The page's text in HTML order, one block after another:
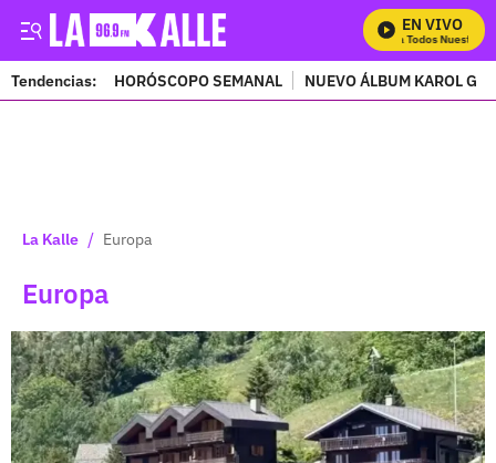
EN VIVO
Mira Todos Nuestros
Tendencias: HORÓSCOPO SEMANAL NUEVO ÁLBUM KAROL G
La Kalle / Europa
Europa